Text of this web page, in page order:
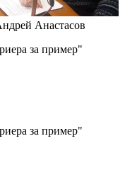
Анастасов
за пример"
за пример"